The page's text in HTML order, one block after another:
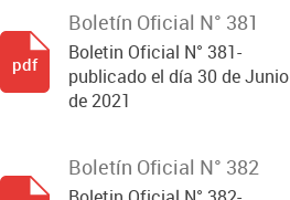
Boletín Oficial N° 381
Boletin Oficial N° 381-
publicado el día 30 de Junio
de 2021
pdf
Boletín Oficial N° 382